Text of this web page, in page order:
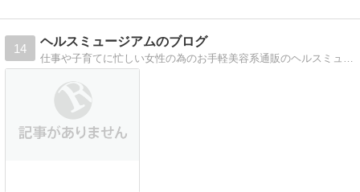
14
ヘルスミュージアムのブログ